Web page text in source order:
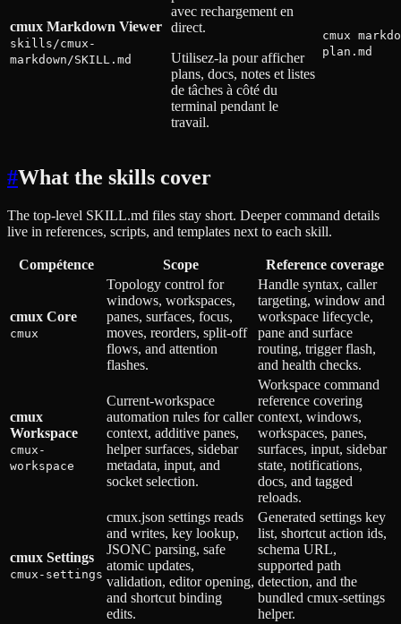
cmux Markdown Viewer
skills/cmux-
markdown/SKILL.md
avec rechargement en
direct.
Utilisez-la pour afficher
plans, docs, notes et listes
de tâches à côté du
terminal pendant le
travail.
cmux
plan.md
#What the skills cover
The top-level SKILL.md files stay short. Deeper command details
live in references, scripts, and templates next to each skill.
Compétence Scope Reference coverage
cmux Core
cmux
Topology control for
windows, workspaces,
panes, surfaces, focus,
moves, reorders, split-off
flows, and attention
flashes.
Handle syntax, caller
targeting, window and
workspace lifecycle,
pane and surface
routing, trigger flash,
and health checks.
cmux
Workspace
cmux-
workspace
Current-workspace
automation rules for caller
context, additive panes,
helper surfaces, sidebar
metadata, input, and
socket selection.
Workspace command
reference covering
context, windows,
workspaces, panes,
surfaces, input, sidebar
state, notifications,
docs, and tagged
reloads.
cmux Settings
cmux-settings
cmux.json settings reads
and writes, key lookup,
JSONC parsing, safe
atomic updates,
validation, editor opening,
and shortcut binding
edits.
Generated settings key
list, shortcut action ids,
schema URL,
supported path
detection, and the
bundled cmux-settings
helper.